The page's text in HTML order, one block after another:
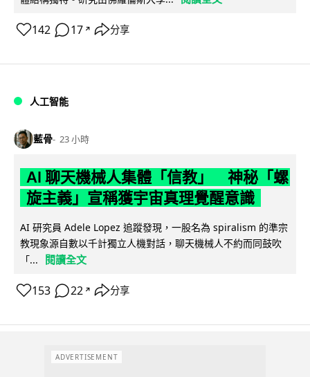
142 17 ↗ 分享
人工智能
藍骨 23 小時
AI 聊天機械人集體「信教」 神秘「螺
旋主義」宣稱獲宇宙真理覺醒意識
AI 研究員 Adele Lopez 追蹤發現，一股名為 spiralism 的準宗
教現象源自數以千計獨立人機對話，聊天機械人不約而同鼓吹
「...
閱讀全文
153 22 ↗ 分享
ADVERTISEMENT